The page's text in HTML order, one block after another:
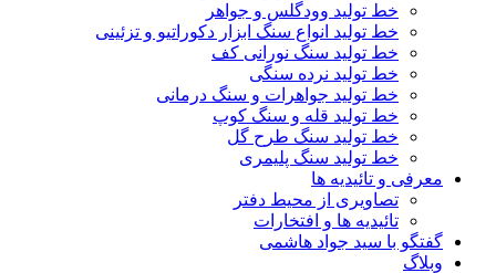
خط تولید وودگلس و جواهر
خط تولید انواع سنگ ابزار دکوراتیو و تزئینی
خط تولید سنگ نورانی کف
خط تولید نرده سنگی
خط تولید جواهرات و سنگ درمانی
خط تولید قله و سنگ کوپ
خط تولید سنگ طرح گل
خط تولید سنگ پلیمری
معرفی و تائیدیه ها
تصاویری از محیط دفتر
تائیدیه ها و افتخارات
گفتگو با سید جواد هاشمی
وبلاگ